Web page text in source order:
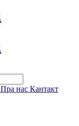
Пра нас Кантакт